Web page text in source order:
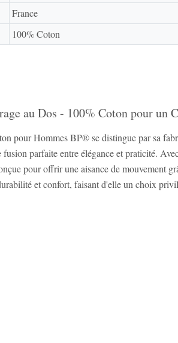
France
100% Coton
au Dos - 100% Coton pour un
pour Hommes BP® se distingue par sa
parfaite entre élégance et praticité.
pour offrir une aisance de mouvement
et confort, faisant d'elle un choix